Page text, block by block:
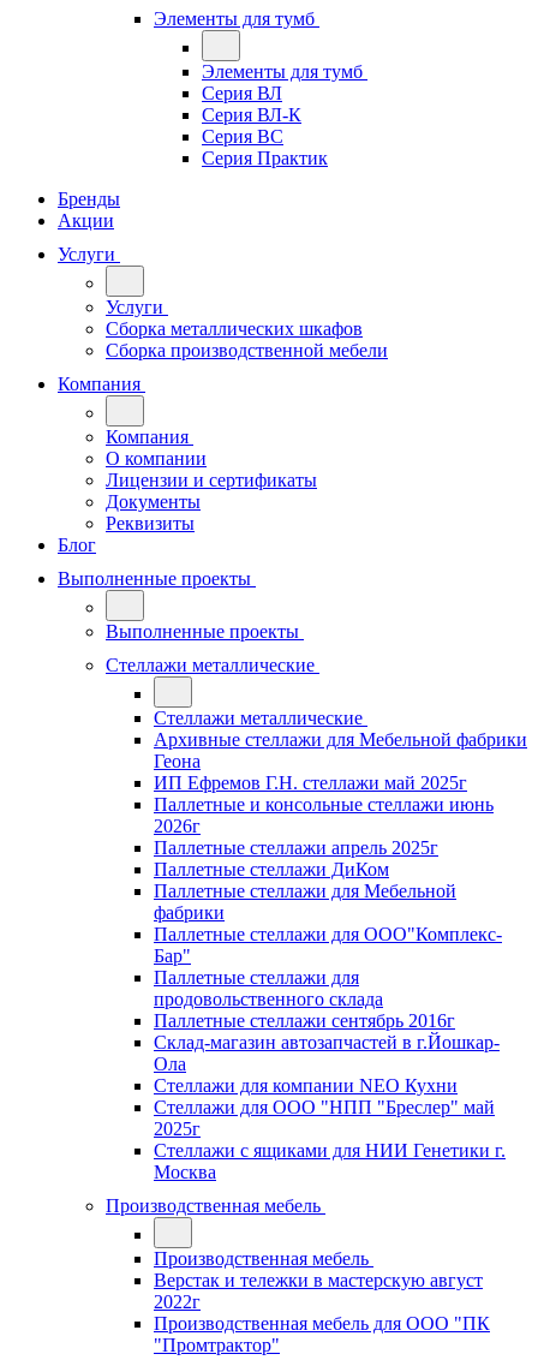
Элементы для тумб
Элементы для тумб
Серия ВЛ
Серия ВЛ-К
Серия ВС
Серия Практик
Бренды
Акции
Услуги
Услуги
Сборка металлических шкафов
Сборка производственной мебели
Компания
Компания
О компании
Лицензии и сертификаты
Документы
Реквизиты
Блог
Выполненные проекты
Выполненные проекты
Стеллажи металлические
Стеллажи металлические
Архивные стеллажи для Мебельной фабрики
Геона
ИП Ефремов Г.Н. стеллажи май 2025г
Паллетные и консольные стеллажи июнь
2026г
Паллетные стеллажи апрель 2025г
Паллетные стеллажи ДиКом
Паллетные стеллажи для Мебельной
фабрики
Паллетные стеллажи для ООО"Комплекс-
Бар"
Паллетные стеллажи для
продовольственного склада
Паллетные стеллажи сентябрь 2016г
Склад-магазин автозапчастей в г.Йошкар-
Ола
Стеллажи для компании NEO Кухни
Стеллажи для ООО "НПП "Бреслер" май
2025г
Стеллажи с ящиками для НИИ Генетики г.
Москва
Производственная мебель
Производственная мебель
Верстак и тележки в мастерскую август
2022г
Производственная мебель для ООО "ПК
"Промтрактор"